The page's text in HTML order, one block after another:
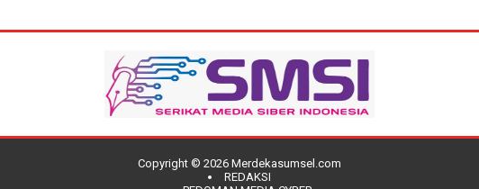
Copyright © 2026 Merdekasumsel.com
REDAKSI